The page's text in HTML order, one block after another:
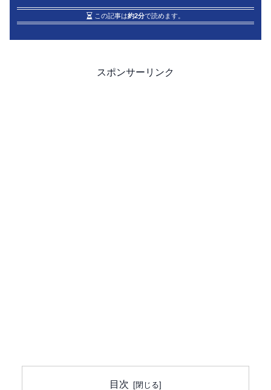
この記事は約2分で読めます。
スポンサーリンク
目次